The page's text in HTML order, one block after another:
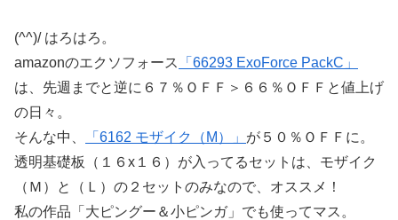
(^^)/ はろはろ。
amazonのエクソフォース
「66293 ExoForce PackC」
は、先週までと逆に６７％ＯＦＦ＞６６％ＯＦＦと値上げ
の日々。
そんな中、
「6162 モザイク（M）」 が５０％ＯＦＦに。
透明基礎板（１６x１６）が入ってるセットは、モザイク
（Ｍ）と（Ｌ）の２セットのみなので、オススメ！
私の作品「大ピングー＆小ピンガ」でも使ってマス。